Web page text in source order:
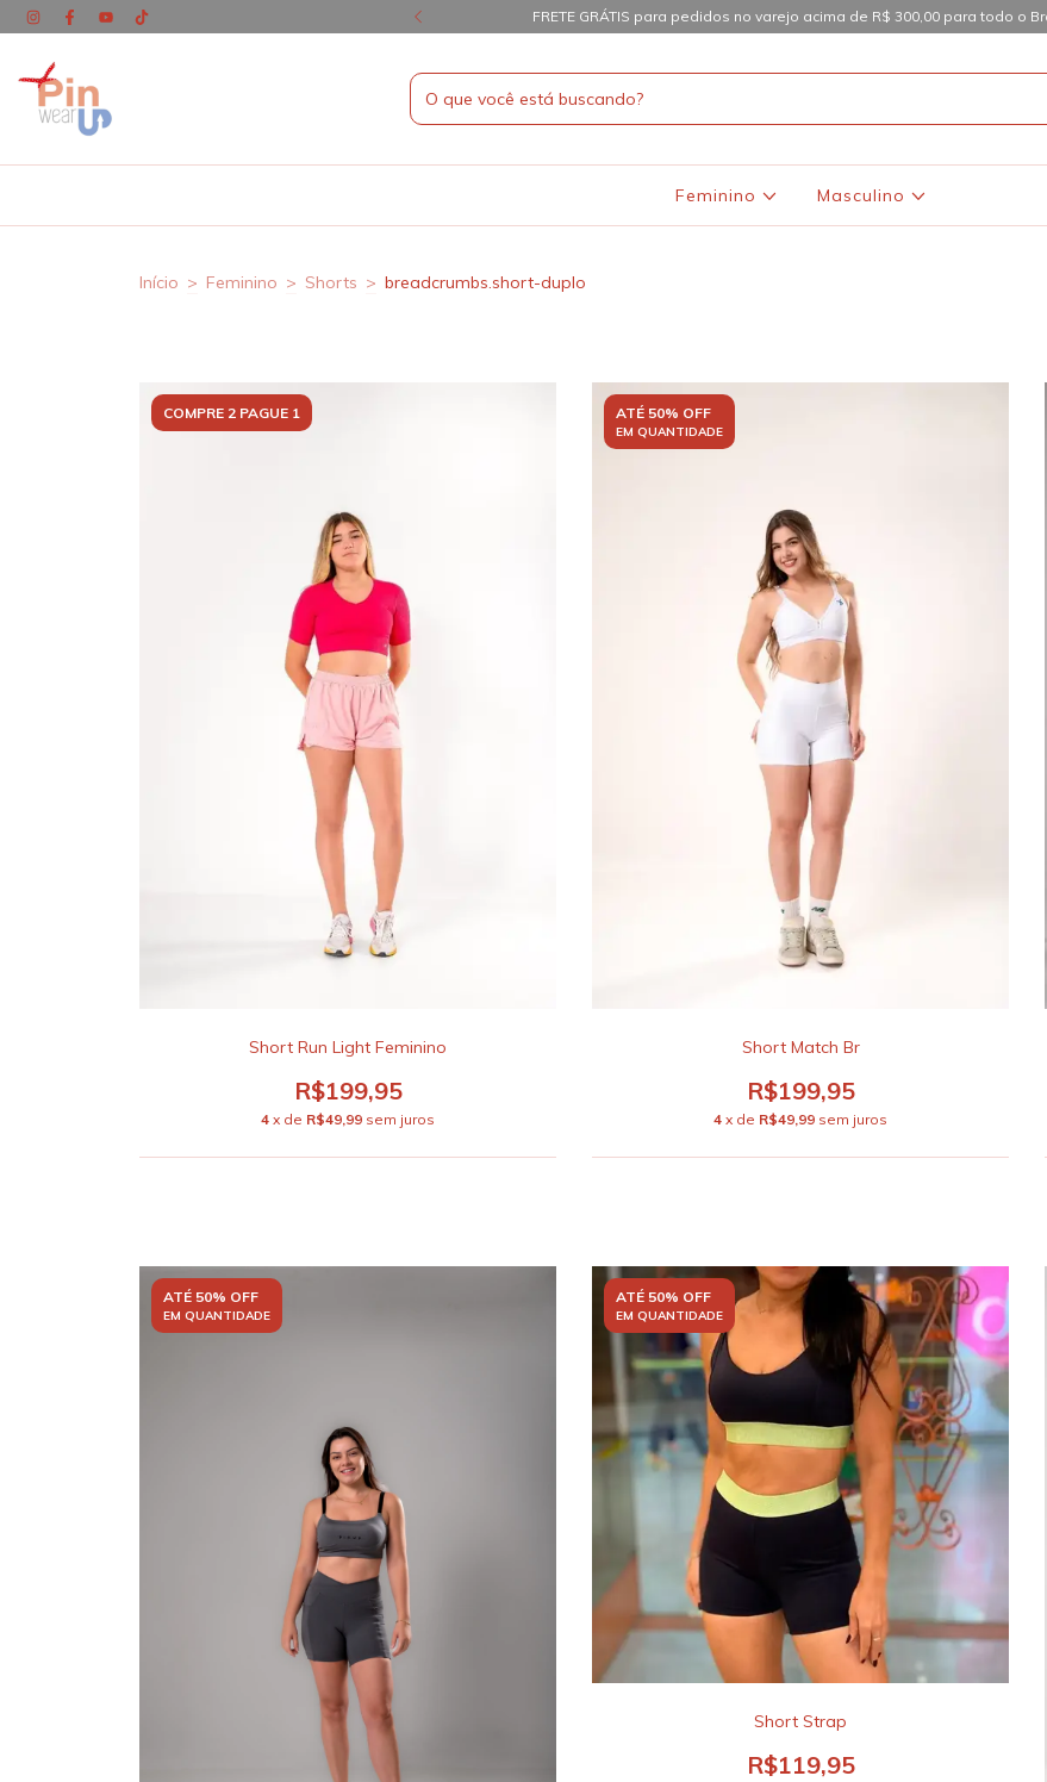
OFF NO PIX FRETE GRÁTIS para pedidos no varejo acima de R$ 300,00 para todo o
Feminino Masculino
Início > Feminino > Shorts > breadcrumbs.short-duplo
COMPRE 2 PAGUE 1
Short Run Light Feminino
R$199,95
4 x de R$49,99 sem juros
ATÉ 50% OFF
EM QUANTIDADE
Short Match Br
R$199,95
4 x de R$49,99 sem juros
ATÉ 50% OFF
EM QUANTIDADE
ATÉ 50% OFF
EM QUANTIDADE
Short Strap
R$119,95